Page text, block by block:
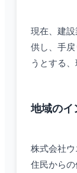
現在、建
供し、手
うとする
地域のイ
株式会社
住民から